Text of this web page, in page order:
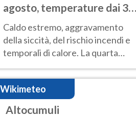
agosto, temperature dai 33
ai 40 gradi
Caldo estremo, aggravamento
della siccità, del rischio incendi e
temporali di calore. La quarta
intensa ondata di calore non dà
tregua e durerà fino Ferragosto
Wikimeteo
Altocumuli